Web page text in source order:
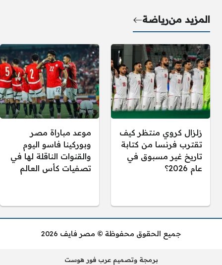
المزيد منرياضة
زلزال كروي منتظر كيف
تقترب فرنسا من كتابة
تاريخ غير مسبوق في
عام 2026؟
موعد مباراة مصر
وبوركينا فاسو اليوم
والقنوات الناقلة لها في
تصفيات كأس العالم
جميع الحقوق محفوظة © مصر فايف 2026
برمجة وتصميم عرب فور هوست